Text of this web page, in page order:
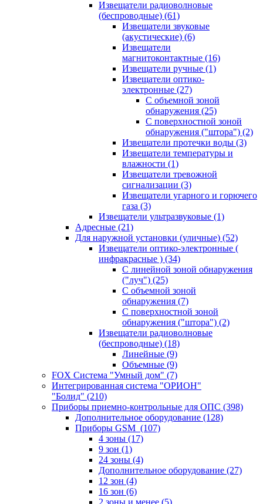
Извещатели радиоволновые
(беспроводные) (61)
Извещатели звуковые
(акустические) (6)
Извещатели
магнитоконтактные (16)
Извещатели ручные (1)
Извещатели оптико-
электронные (27)
С объемной зоной
обнаружения (25)
С поверхностной зоной
обнаружения ("штора") (2)
Извещатели протечки воды (3)
Извещатели температуры и
влажности (1)
Извещатели тревожной
сигнализации (3)
Извещатели угарного и горючего
газа (3)
Извещатели ультразвуковые (1)
Адресные (21)
Для наружной установки (уличные) (52)
Извещатели оптико-электронные (
инфракрасные ) (34)
С линейной зоной обнаружения
("луч") (25)
С объемной зоной
обнаружения (7)
С поверхностной зоной
обнаружения ("штора") (2)
Извещатели радиоволновые
(беспроводные) (18)
Линейные (9)
Объемные (9)
FOX Система "Умный дом" (7)
Интегрированная система "ОРИОН"
"Болид" (210)
Приборы приемно-контрольные для ОПС (398)
Дополнительное оборудование (128)
Приборы GSM (107)
4 зоны (17)
9 зон (1)
24 зоны (4)
Дополнительное оборудование (27)
12 зон (4)
16 зон (6)
2 зоны и менее (5)